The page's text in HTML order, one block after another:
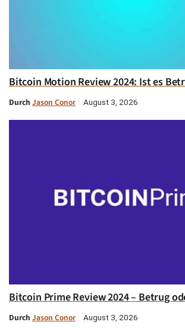
Bitcoin Motion Review 2024: Ist es
Durch Jason Conor August 3, 2026
Bitcoin Prime Review 2024 – Betrug
Durch Jason Conor August 3, 2026